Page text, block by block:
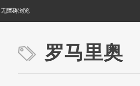
无障碍浏览
罗马里奥